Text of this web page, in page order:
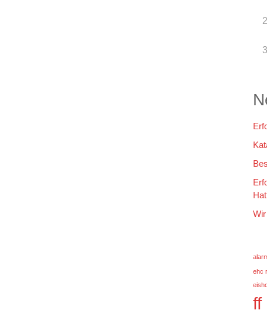
ehc
ff